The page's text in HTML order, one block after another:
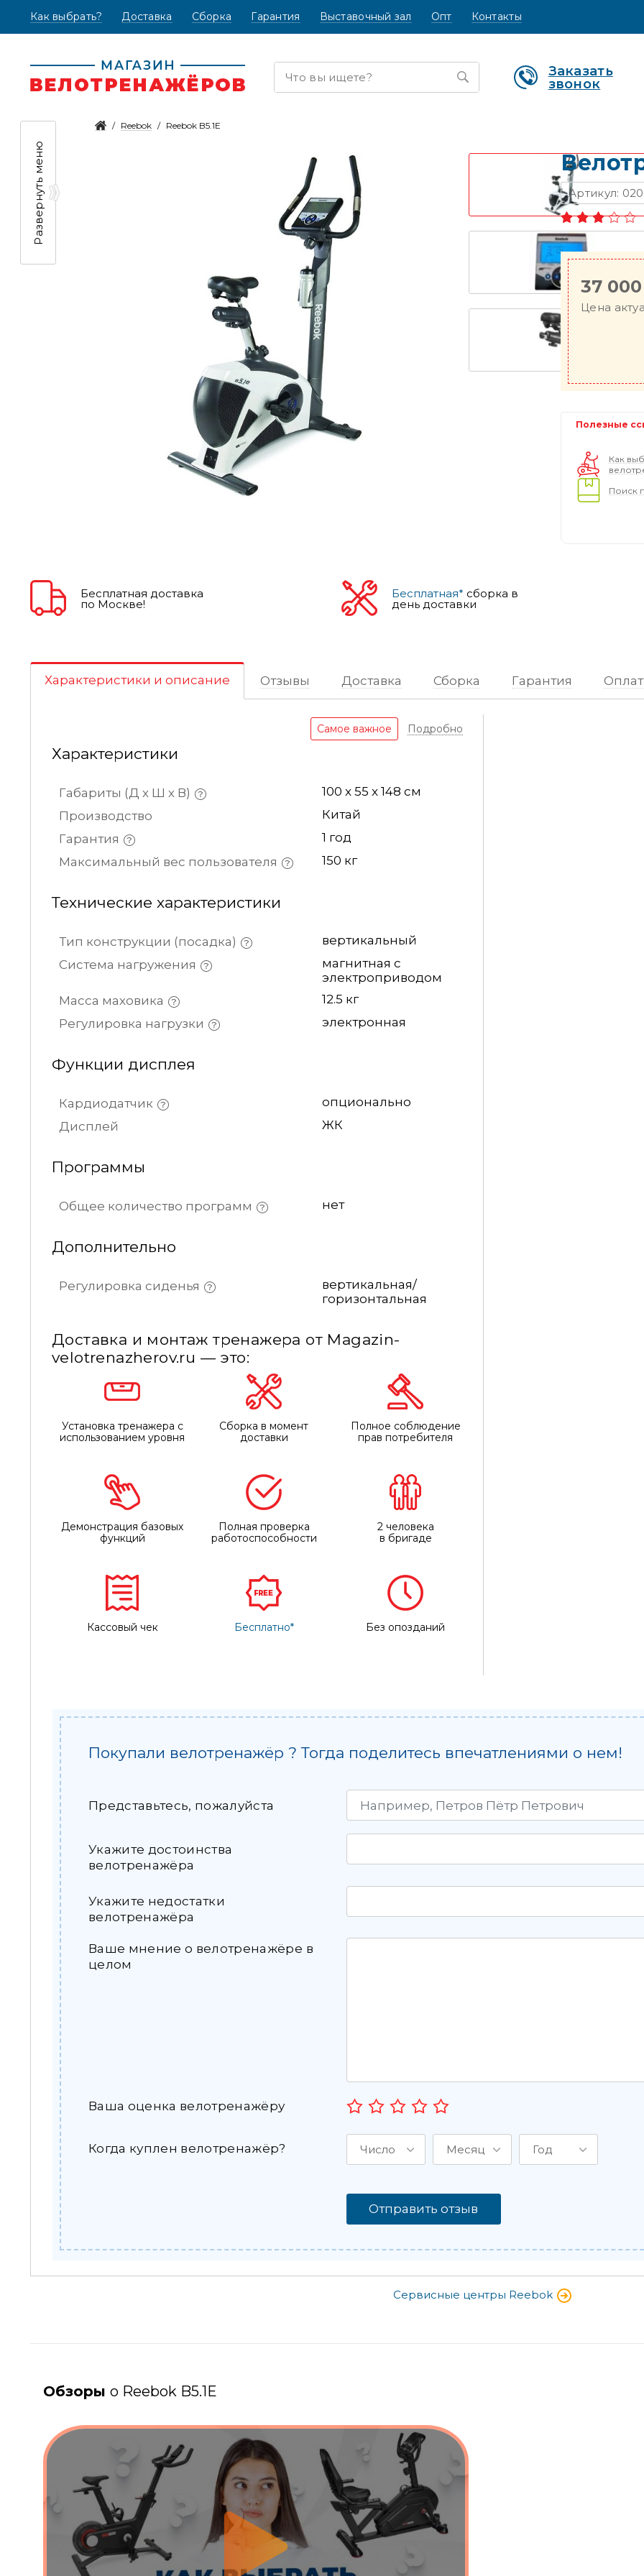
Как выбрать? (текущая)
Доставка Сборка Гарантия Выставочный зал Опт Контакты
Заказать
звонок
Развернуть меню
Reebok Reebok B5.1E
Артикул:
37 000
Цена
Полезные
Как
Поиск
Бесплатная доставка
по Москве!
Бесплатная* сборка в
день доставки
Характеристики и описание Отзывы Доставка Сборка Гарантия
Самое важное Подробно
Характеристики
Габариты (Д х Ш х В)
100 x 55 x 148 см
Производство
Китай
Гарантия
1 год
Максимальный вес пользователя
150 кг
Технические характеристики
Тип конструкции (посадка)
вертикальный
Система нагружения
магнитная с
электроприводом
Масса маховика
12.5 кг
Регулировка нагрузки
электронная
Функции дисплея
Кардиодатчик
опционально
Дисплей
ЖК
Программы
Общее количество программ нет
Дополнительно
Регулировка сиденья
вертикальная/
горизонтальная
Доставка и монтаж тренажера от Magazin-
velotrenazherov.ru — это:
Установка тренажера с
использованием уровня
Сборка в момент
доставки
Полное соблюдение
прав потребителя
Демонстрация базовых
функций
Полная проверка
работоспособности
2 человека
в бригаде
Кассовый чек Бесплатно* Без опозданий
Покупали велотренажёр ? Тогда поделитесь впечатлениями о нем!
Представьтесь, пожалуйста
Укажите достоинства
велотренажёра
Укажите недостатки
велотренажёра
Ваше мнение о велотренажёре в
целом
Ваша оценка велотренажёру
Когда куплен велотренажёр? Число Месяц Год
Отправить отзыв
Сервисные центры Reebok
Обзоры о Reebok B5.1E